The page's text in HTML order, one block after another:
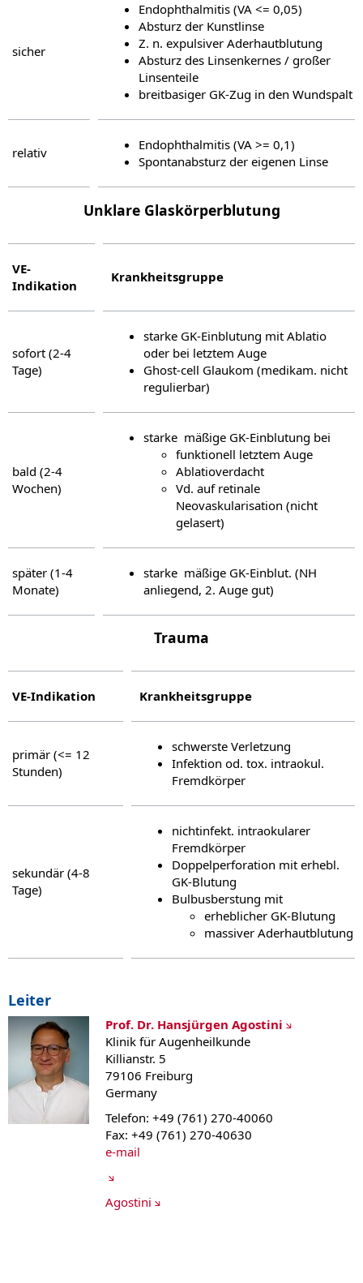
sicher
Endophthalmitis (VA <= 0,05)
Absturz der Kunstlinse
Z. n. expulsiver Aderhautblutung
Absturz des Linsenkernes / großer
Linsenteile
breitbasiger GK-Zug in den Wundspalt
relativ
Endophthalmitis (VA >= 0,1)
Spontanabsturz der eigenen Linse
Unklare Glaskörperblutung
VE-
Indikation
Krankheitsgruppe
sofort (2-4
Tage)
starke GK-Einblutung mit Ablatio
oder bei letztem Auge
Ghost-cell Glaukom (medikam. nicht
regulierbar)
bald (2-4
Wochen)
starke  mäßige GK-Einblutung bei
funktionell letztem Auge
Ablatioverdacht
Vd. auf retinale
Neovaskularisation (nicht
gelasert)
später (1-4
Monate)
starke  mäßige GK-Einblut. (NH
anliegend, 2. Auge gut)
Trauma
VE-Indikation Krankheitsgruppe
primär (<= 12
Stunden)
schwerste Verletzung
Infektion od. tox. intraokul.
Fremdkörper
sekundär (4-8
Tage)
nichtinfekt. intraokularer
Fremdkörper
Doppelperforation mit erhebl.
GK-Blutung
Bulbusberstung mit
erheblicher GK-Blutung
massiver Aderhautblutung
Leiter
Prof. Dr. Hansjürgen Agostini
Klinik für Augenheilkunde
Killianstr. 5
79106 Freiburg
Germany
Telefon: +49 (761) 270-40060
Fax: +49 (761) 270-40630
e-mail
Agostini